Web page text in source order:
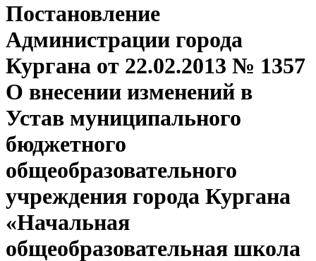
Постановление
Администрации города
Кургана от 22.02.2013 № 1357
О внесении изменений в
Устав муниципального
бюджетного
общеобразовательного
учреждения города Кургана
«Начальная
общеобразовательная школа